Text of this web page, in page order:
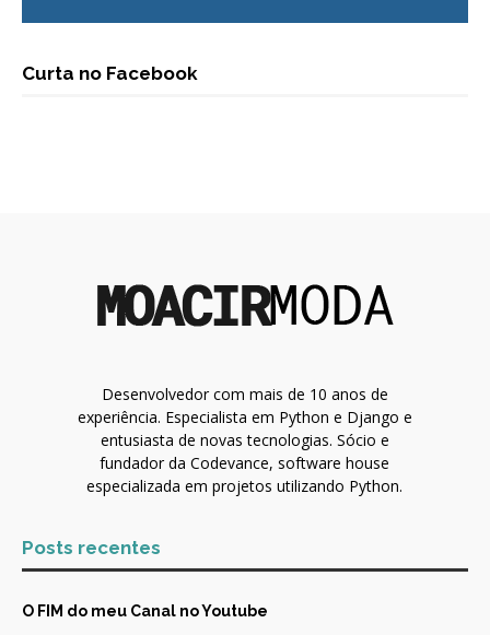
Curta no Facebook
Desenvolvedor com mais de 10 anos de
experiência. Especialista em Python e Django e
entusiasta de novas tecnologias. Sócio e
fundador da Codevance, software house
especializada em projetos utilizando Python.
Posts recentes
O FIM do meu Canal no Youtube